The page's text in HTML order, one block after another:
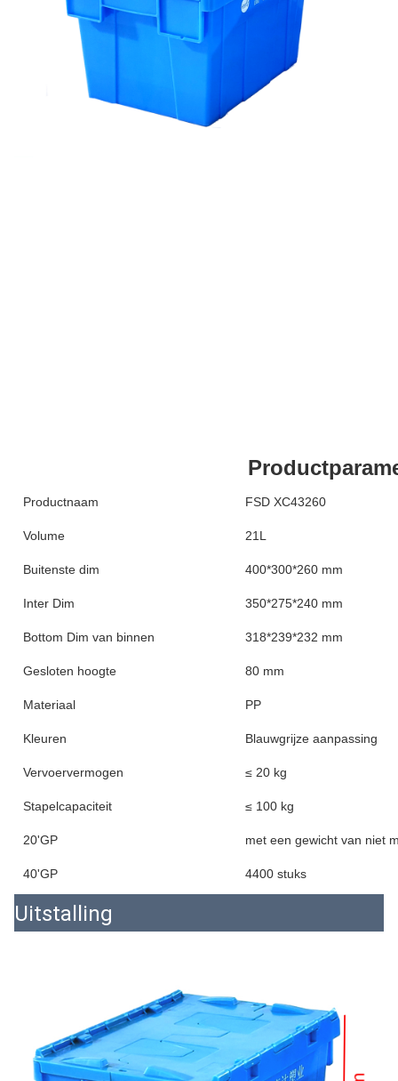
Productnaam FSD XC43260
Volume 21L
Buitenste dim 400*300*260 mm
Inter Dim 350*275*240 mm
Bottom Dim van binnen 318*239*232 mm
Gesloten hoogte 80 mm
Materiaal PP
Kleuren Blauwgrijze aanpassing
Vervoervermogen ≤ 20 kg
Stapelcapaciteit ≤ 100 kg
20'GP met een gewicht van niet
40'GP 4400 stuks
Uitstalling